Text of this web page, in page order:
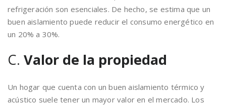
refrigeración son esenciales. De hecho, se estima que un
buen aislamiento puede reducir el consumo energético en
un 20% a 30%.
C. Valor de la propiedad
Un hogar que cuenta con un buen aislamiento térmico y
acústico suele tener un mayor valor en el mercado. Los